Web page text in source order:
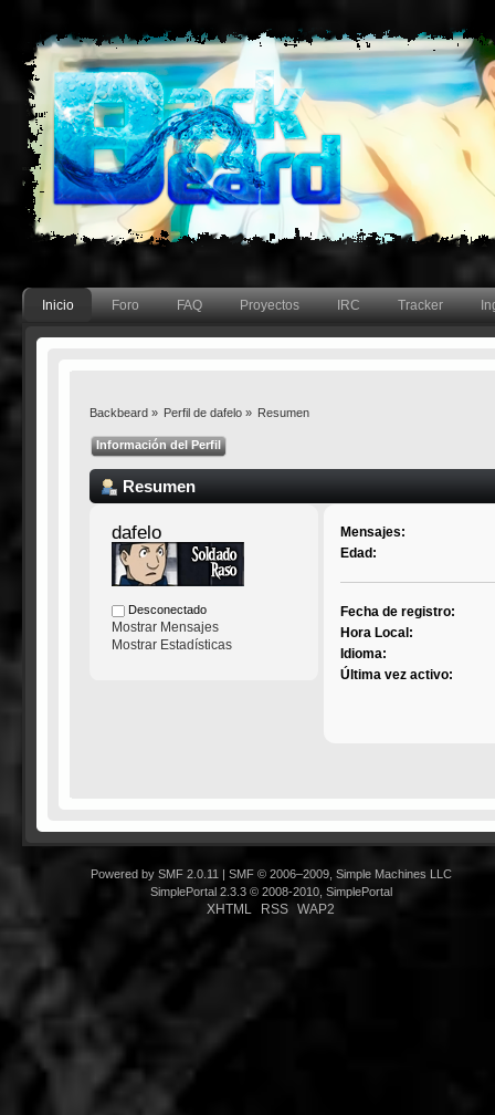
Inicio Foro FAQ Proyectos IRC Tracker
Backbeard» Perfil de dafelo» Resumen
Información del Perfil
Resumen
dafelo
Desconectado
Mostrar Mensajes
Mostrar Estadísticas
Mensajes:
Edad:
Fecha de registro:
Hora Local:
Idioma:
Última vez activo:
Powered by SMF 2.0.11
SMF © 2006–2009, Simple Machines LLC
SimplePortal 2.3.3 © 2008-2010, SimplePortal
XHTML RSS WAP2